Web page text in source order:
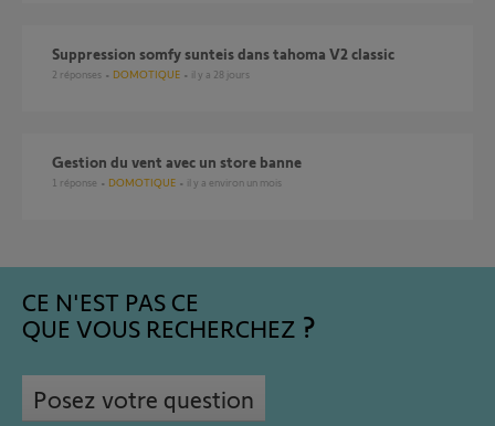
Suppression somfy sunteis dans tahoma V2 classic
2 réponses DOMOTIQUE il y a 28 jours
Gestion du vent avec un store banne
1 réponse DOMOTIQUE il y a environ un mois
CE N'EST PAS CE
QUE VOUS RECHERCHEZ
Posez votre question